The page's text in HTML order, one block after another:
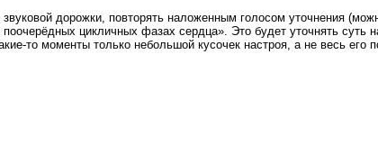
дорожки, повторять наложенным голосом уточнения
цикличных фазах сердца». Это будет уточнять суть
то моменты только небольшой кусочек настроя, а не весь его